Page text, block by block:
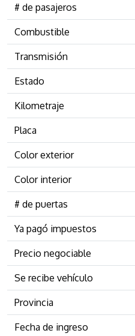
# de pasajeros
Combustible
Transmisión
Estado
Kilometraje
Placa
Color exterior
Color interior
# de puertas
Ya pagó impuestos
Precio negociable
Se recibe vehículo
Provincia
Fecha de ingreso